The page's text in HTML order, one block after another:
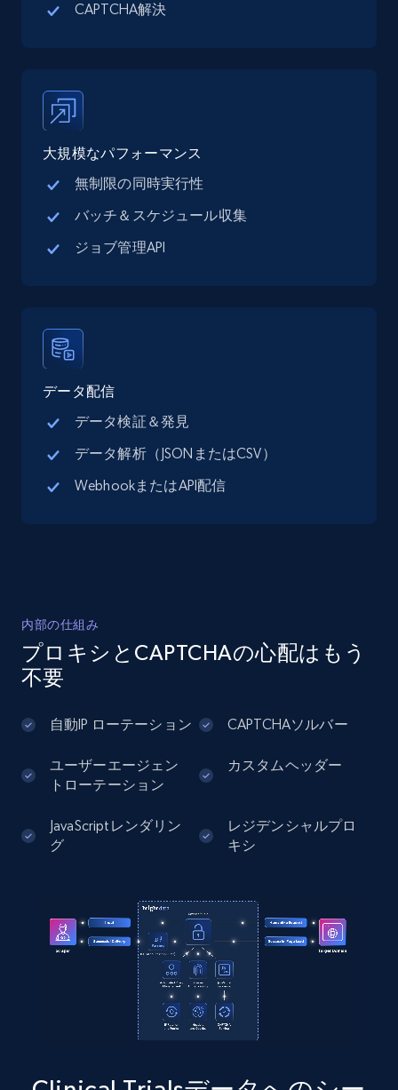
Google Maps full information - Collect
more.
13.2K+ 1.7K+
Google Maps full information - Discover
new records by Customer ID
more.
Instagram - Posts
URL, User posted, Description, Hashtags, Num
Instagram - Posts - Collects posts from a
specific URLs by using profile URL
comments, Date posted, Likes, Photos, and
Zpid, City, State, HomeStatus, Address,
IsListingClaimedByCurrentSignedInUser,
IsCurrentSignedInAgentResponsible, Bedrooms,
1.3K+ 無料トライアル
CAPTCHA解決
大規模なパフォーマンス
無制限の同時実行性
バッチ＆スケジュール収集
ジョブ管理API
データ配信
データ検証＆発見
データ解析（JSONまたはCSV）
WebhookまたはAPI配信
内部の仕組み
プロキシとCAPTCHAの心配はもう
不要
自動IP ローテーション CAPTCHAソルバー
ユーザーエージェン
トローテーション
カスタムヘッダー
JavaScriptレンダリン
グ
レジデンシャルプロ
キシ